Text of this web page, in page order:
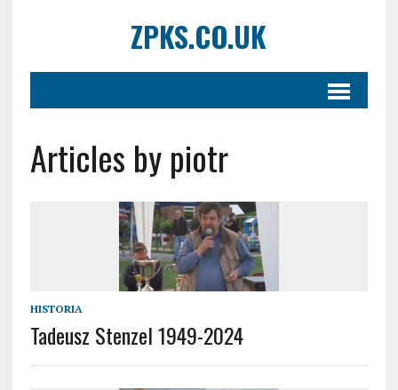
ZPKS.CO.UK
Articles by piotr
HISTORIA
Tadeusz Stenzel 1949-2024